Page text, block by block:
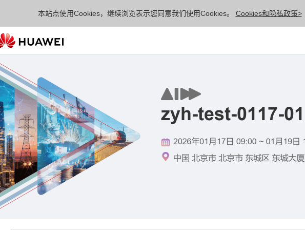
本站点使用Cookies，继续浏览表示您同意我们使用Cookies。 Cookies和隐私政策>